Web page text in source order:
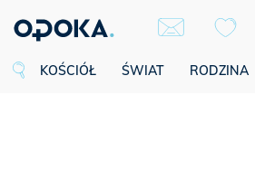
KOŚCIÓŁ ŚWIAT RODZINA